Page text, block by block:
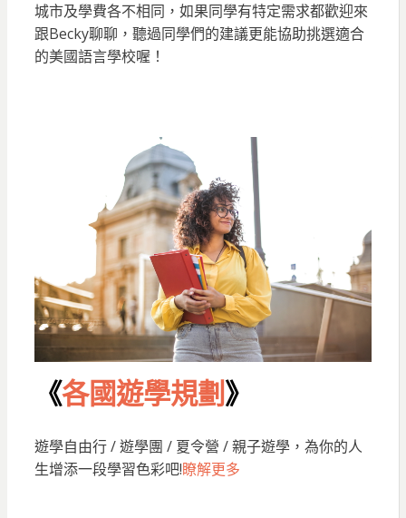
城市及學費各不相同，如果同學有特定需求都歡迎來
跟Becky聊聊，聽過同學們的建議更能協助挑選適合
的美國語言學校喔！
《各國遊學規劃》
遊學自由行 / 遊學團 / 夏令營 / 親子遊學，為你的人
生增添一段學習色彩吧!瞭解更多